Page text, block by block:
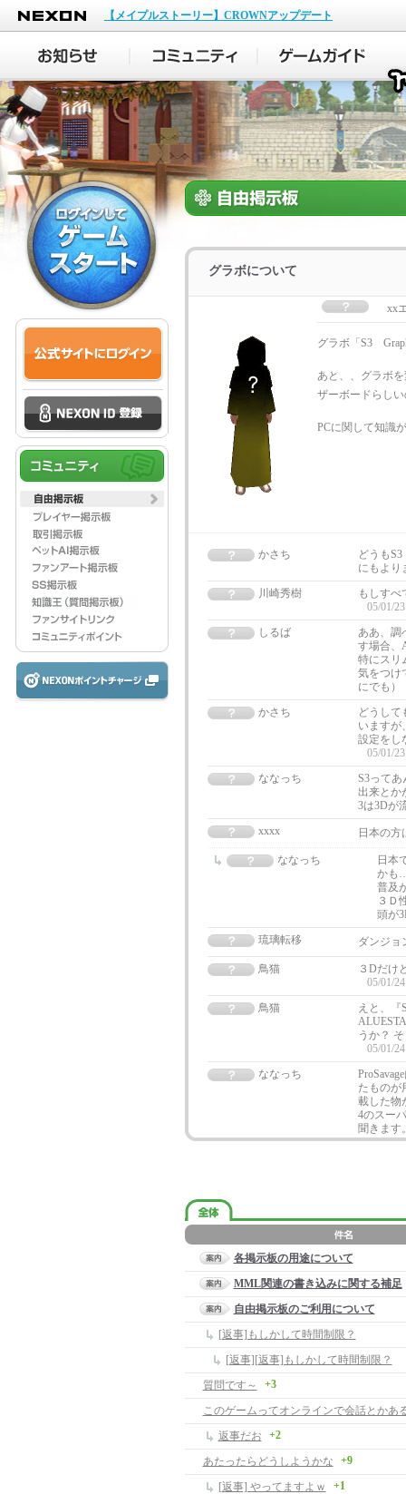
NEXON
【メイプルストーリー】CROWNアップデート
グラボについて
xx
グラボ「S3
あと、、グラボ
ザーボードらし
PCに関して知識
かさち
どうも
にもより
川崎秀樹
もしすべ
05/01/
しるば
ああ、調
す場合、
特にスリ
気をつけ
にでも）
かさち
どうして
いますが
設定をし
05/01/
ななっち
S3って
出来とか
3は3Dが
xxxx
日本の
ななっち
日本
かも
普及
３Ｄ
頭が
琉璃転移
ダンジョ
鳥猫
３Dだけ
05/01/
鳥猫
えと、『
うか？
05/01/
ななっち
たものが
載した物
4のスー
聞きます
各掲示板の用途について
MML関連の書き込みに関する補足
自由掲示板のご利用について
[返事]もしかして時間制限？
[返事][返事]もしかして時間制限？
質問です～
+3
このゲームってオンラインで会話とかあ
返事だお
+2
あたったらどうしようかな +9
[返事] やってますよｗ +1